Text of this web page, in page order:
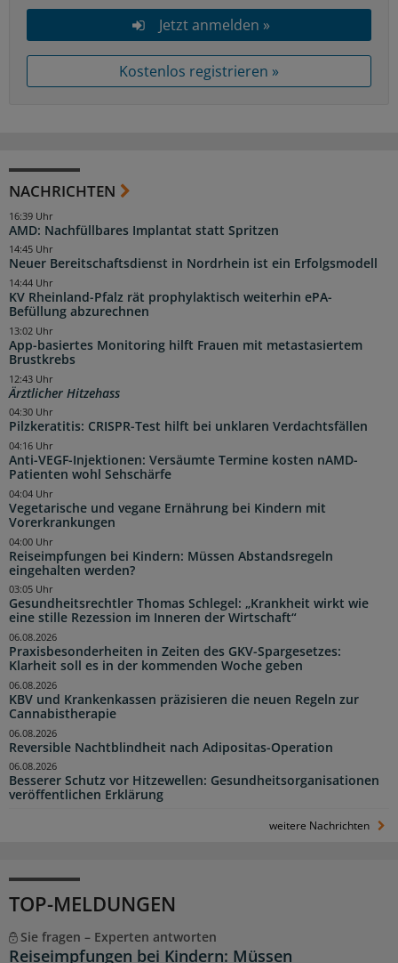
Jetzt anmelden »
Kostenlos registrieren »
NACHRICHTEN
AMD: Nachfüllbares Implantat statt Spritzen
16:39 Uhr
Neuer Bereitschaftsdienst in Nordrhein ist ein Erfolgsmodell
14:45 Uhr
KV Rheinland-Pfalz rät prophylaktisch weiterhin ePA-
Befüllung abzurechnen
14:44 Uhr
App-basiertes Monitoring hilft Frauen mit metastasiertem
Brustkrebs
13:02 Uhr
Ärztlicher Hitzehass
12:43 Uhr
Pilzkeratitis: CRISPR-Test hilft bei unklaren Verdachtsfällen
04:30 Uhr
Anti-VEGF-Injektionen: Versäumte Termine kosten nAMD-
Patienten wohl Sehschärfe
04:16 Uhr
Vegetarische und vegane Ernährung bei Kindern mit
Vorerkrankungen
04:04 Uhr
Reiseimpfungen bei Kindern: Müssen Abstandsregeln
eingehalten werden?
04:00 Uhr
Gesundheitsrechtler Thomas Schlegel: „Krankheit wirkt wie
eine stille Rezession im Inneren der Wirtschaft“
03:05 Uhr
Praxisbesonderheiten in Zeiten des GKV-Spargesetzes:
Klarheit soll es in der kommenden Woche geben
06.08.2026
KBV und Krankenkassen präzisieren die neuen Regeln zur
Cannabistherapie
06.08.2026
Reversible Nachtblindheit nach Adipositas-Operation
06.08.2026
Besserer Schutz vor Hitzewellen: Gesundheitsorganisationen
veröffentlichen Erklärung
06.08.2026
weitere Nachrichten
TOP-MELDUNGEN
Sie fragen – Experten antworten
Reiseimpfungen bei Kindern: Müssen